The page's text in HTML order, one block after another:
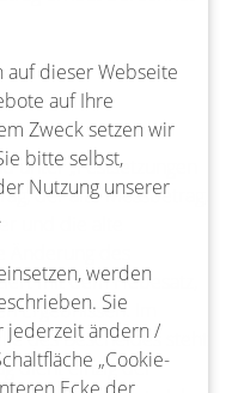
unter „Festsetzungen
der alte Messbetrag,
und die alte
mit dem Hebesatz,
Ergebnissen. Im
des Bescheides steht
dient einzig der
dieser Webseite
auf Ihre
Zweck setzen wir
bitte selbst,
Nutzung unserer
werden
Sie
jederzeit ändern /
„Cookie-